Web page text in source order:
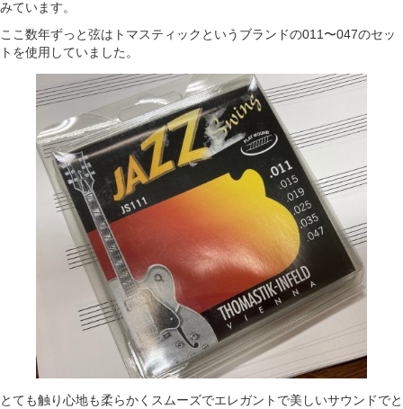
Online Lesson
みています。
ここ数年ずっと弦はトマスティックというブランドの011〜047のセッ
トを使用していました。
とても触り心地も柔らかくスムーズでエレガントで美しいサウンドでと